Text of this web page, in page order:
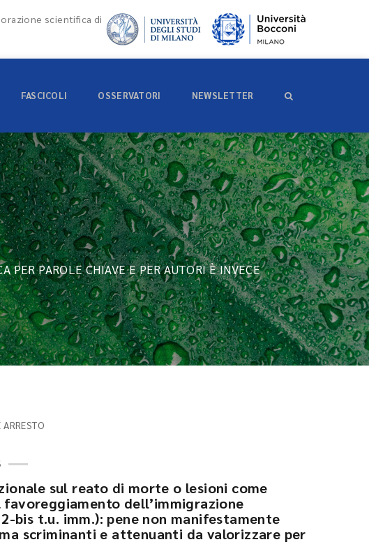
scientifica di
FASCICOLI OSSERVATORI NEWSLETTER
PER PAROLE CHIAVE E PER AUTORI È INVECE
ARRESTO
sul reato di morte o lesioni come
favoreggiamento dell’immigrazione
bis t.u. imm.): pene non manifestamente
scriminanti e attenuanti da valorizzare per